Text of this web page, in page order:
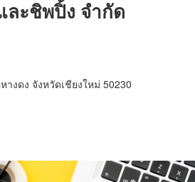
ะชิพปิ้ง จำกัด
งดง จังหวัดเชียงใหม่ 50230